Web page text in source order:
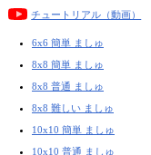
チュートリアル（動画）
6x6 簡単 ましゅ
8x8 簡単 ましゅ
8x8 普通 ましゅ
8x8 難しい ましゅ
10x10 簡単 ましゅ
10x10 普通 ましゅ